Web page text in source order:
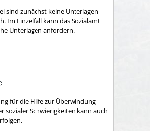
sind zunächst keine Unterlagen
Im Einzelfall kann das Sozialamt
Unterlagen anfordern.
für die Hilfe zur Überwindung
sozialer Schwierigkeiten kann auch